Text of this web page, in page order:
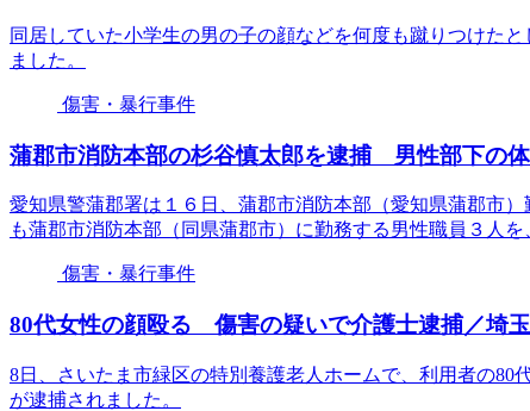
同居していた小学生の男の子の顔などを何度も蹴りつけた
ました。
傷害・暴行事件
蒲郡市消防本部の杉谷慎太郎を逮捕 男性部下の
愛知県警蒲郡署は１６日、蒲郡市消防本部（愛知県蒲郡市
も蒲郡市消防本部（同県蒲郡市）に勤務する男性職員３人を
傷害・暴行事件
80代女性の顔殴る 傷害の疑いで介護士逮捕／埼
8日、さいたま市緑区の特別養護老人ホームで、利用者の
が逮捕されました。